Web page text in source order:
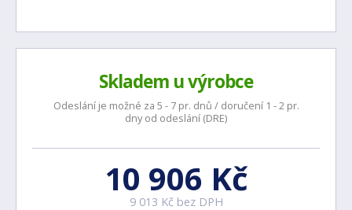
Skladem u výrobce
Odeslání je možné za 5 - 7 pr. dnů / doručení 1 - 2 pr.
dny od odeslání (DRE)
10 906 Kč
9 013 Kč bez DPH